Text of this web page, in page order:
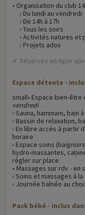
• Organisation du club
› Du lundi au vendredi
› De 14h à 17h
› Tous les soirs
› Activités natures et
› Projets ados
✔ Réservez en ligne
Espace détente -
small• Espace bien-être
vendredi
› Sauna, hammam, bain
› Bassin de relaxation,
› En libre accès à partir
horaire
› Espace soins
hydro-massantes,
régler sur place
• Massages sur rdv - en
› Soins et massages à
› Journée balnéo au
Pack bébé -